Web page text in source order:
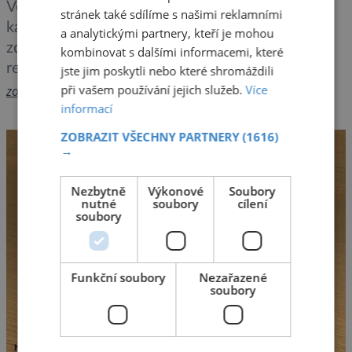
Velmi slabou dávku ionizujícího záření získává
každého den tělo každého z nás z přirozených
zdrojů. Lékaři, kteří pracují v těsné blízkosti
rentgenového zařízení, však získávají do těla
radiace přeci jen o poznání více. I když je celkové
kvantum absorbovaného záření stále v limitu, těla
již začíná bít na poplach a rozjíždí ozdravné
procesy. S nečekaným zjištěním přišli italští
zobrazit více >>
stránek také sdílíme s našimi reklamními
a analytickými partnery, kteří je mohou
kombinovat s dalšími informacemi, které
jste jim poskytli nebo které shromáždili
při vašem používání jejich služeb.Více
informací
ZOBRAZIT VŠECHNY PARTNERY(1616)
→
Nezbytně
nutné
soubory
Výkonové
soubory
Soubory
cílení
Funkční soubory
Nezařazené
soubory